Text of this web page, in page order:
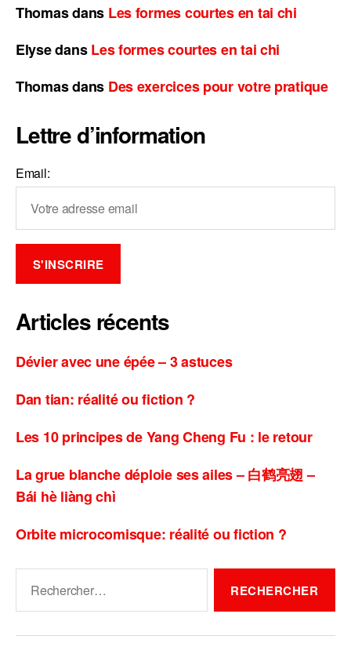
Thomasdans Les formes courtes en tai chi
ElysedansLes formes courtes en tai chi
Thomasdans Des exercices pour votre pratique
Lettre d’information
Email:
Articles récents
Dévier avec une épée – 3 astuces
Dan tian: réalité ou fiction ?
Les 10 principes de Yang Cheng Fu : le retour
La grue blanche déploie ses ailes – 白鹤亮翅 –
Bái hè liàng chì
Orbite microcomisque: réalité ou fiction ?